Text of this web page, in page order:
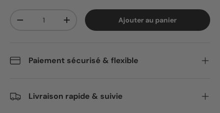
Diminuer la quantitéAugmenter la quantitéAjouter au panier
Paiement sécurisé & flexible
Livraison rapide & suivie